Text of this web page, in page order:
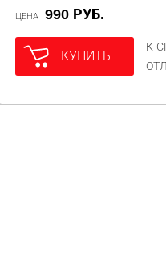
ЦЕНА 990 РУБ.
КУПИТЬ
К